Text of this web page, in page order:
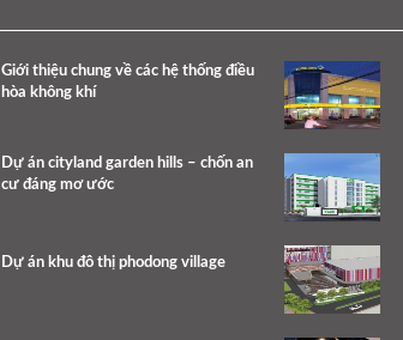
Giới thiệu chung về các hệ thống điều
hòa không khí
Dự án cityland garden hills – chốn an
cư đáng mơ ước
Dự án khu đô thị phodong village